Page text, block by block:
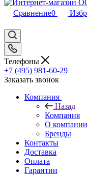
Сравнение0
Телефоны
+7 (495) 981-60-29
Заказать звонок
Компания
Назад
Компания
О компании
Бренды
Контакты
Доставка
Оплата
Гарантии